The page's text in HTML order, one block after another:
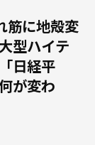
筋に地殻変
型ハイテ
日経平
が変わ